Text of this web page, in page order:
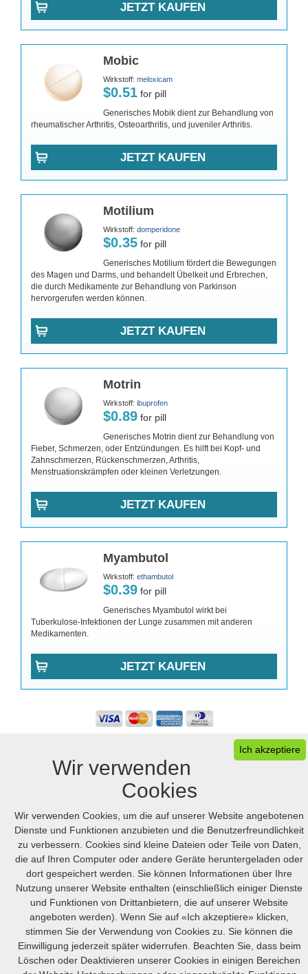
JETZT KAUFEN
Mobic
Wirkstoff: meloxicam
$0.51 for pill
Generisches Mobik dient zur Behandlung von
rheumatischer Arthritis, Osteoarthritis, und juveniler Arthritis.
JETZT KAUFEN
Motilium
Wirkstoff: domperidone
$0.35 for pill
Generisches Motilium fördert die Bewegungen
des Magen und Darms, und behandelt Übelkeit und Erbrechen,
die durch Medikamente zur Behandlung von Parkinson
hervorgerufen werden können.
JETZT KAUFEN
Motrin
Wirkstoff: ibuprofen
$0.89 for pill
Generisches Motrin dient zur Behandlung von
Fieber, Schmerzen, oder Entzündungen. Es hilft bei Kopf- und
Zahnschmerzen, Rückenschmerzen, Arthritis,
Menstruationskrämpfen oder kleinen Verletzungen.
JETZT KAUFEN
Myambutol
Wirkstoff: ethambutol
$0.39 for pill
Generisches Myambutol wirkt bei
Tuberkulose-Infektionen der Lunge zusammen mit anderen
Medikamenten.
JETZT KAUFEN
FAQ Desktop version
Online.hellpinmeds24.net Ltd. is licensed online pharmacy.
International license number 054-23180876 issued 05/21/2025.
US
+1 (888) 243-74-06 GB
+44 (800) 041-87-44
+1 (778) 200-7422
Ich akzeptiere
Wir verwenden
Cookies
Wir verwenden Cookies, um die auf unserer Website angebotenen
Dienste und Funktionen anzubieten und die Benutzerfreundlichkeit
zu verbessern. Cookies sind kleine Dateien oder Teile von Daten,
die auf Ihren Computer oder andere Geräte heruntergeladen oder
dort gespeichert werden. Sie können Informationen über Ihre
Nutzung unserer Website enthalten (einschließlich einiger Dienste
und Funktionen von Drittanbietern, die auf unserer Website
angeboten werden). Wenn Sie auf «Ich akzeptiere» klicken,
stimmen Sie der Verwendung von Cookies zu. Sie können die
Einwilligung jederzeit später widerrufen. Beachten Sie, dass beim
Löschen oder Deaktivieren unserer Cookies in einigen Bereichen